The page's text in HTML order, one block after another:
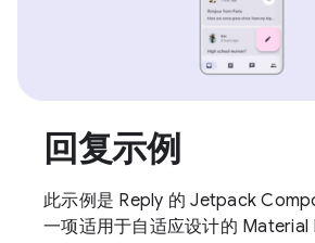
回复示例
此示例是 Reply 的 Jetpack
一项适用于自适应设计的 Material